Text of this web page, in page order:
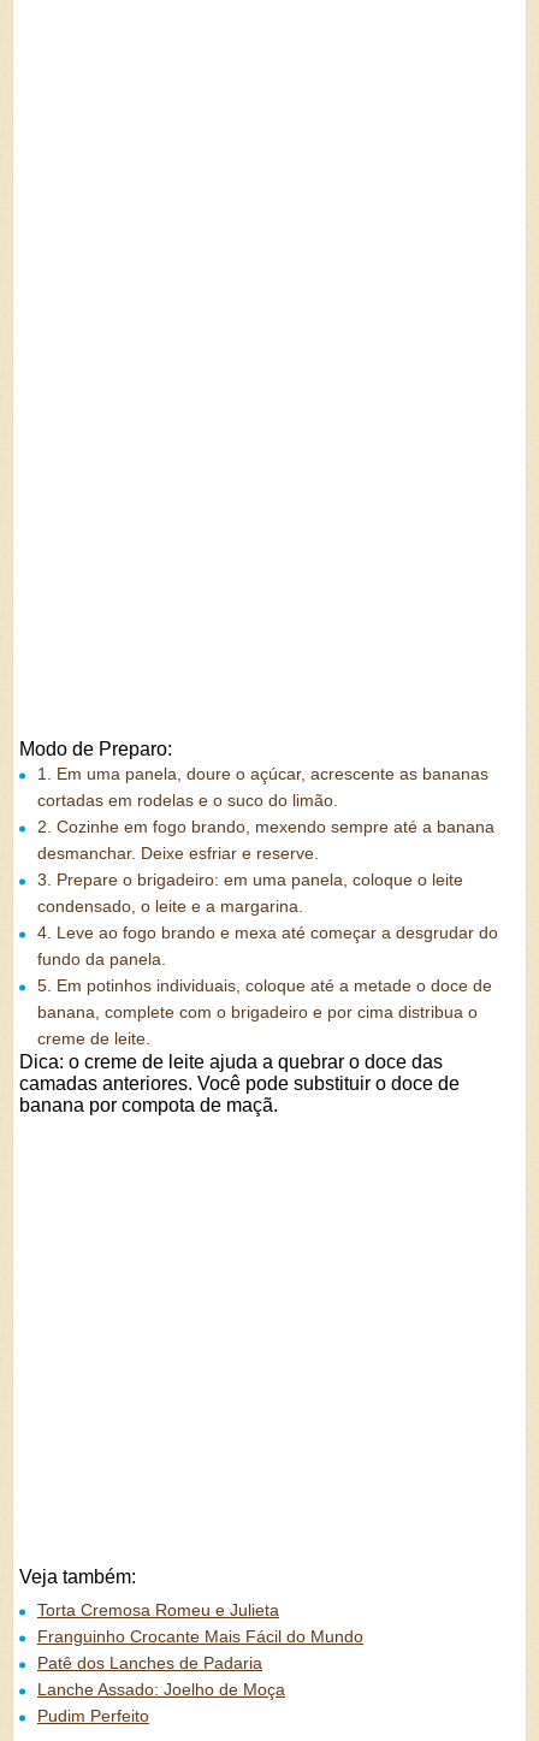
Modo de Preparo:
1. Em uma panela, doure o açúcar, acrescente as bananas
cortadas em rodelas e o suco do limão.
2. Cozinhe em fogo brando, mexendo sempre até a banana
desmanchar. Deixe esfriar e reserve.
3. Prepare o brigadeiro: em uma panela, coloque o leite
condensado, o leite e a margarina.
4. Leve ao fogo brando e mexa até começar a desgrudar do
fundo da panela.
5. Em potinhos individuais, coloque até a metade o doce de
banana, complete com o brigadeiro e por cima distribua o
creme de leite.
Dica: o creme de leite ajuda a quebrar o doce das
camadas anteriores. Você pode substituir o doce de
banana por compota de maçã.
Veja também:
Torta Cremosa Romeu e Julieta
Franguinho Crocante Mais Fácil do Mundo
Patê dos Lanches de Padaria
Lanche Assado: Joelho de Moça
Pudim Perfeito